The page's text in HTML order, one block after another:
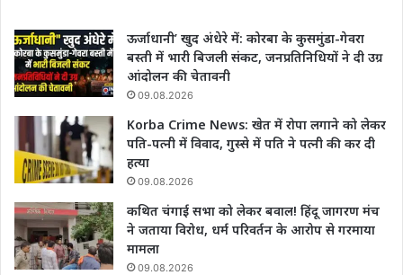
ऊर्जाधानी’ खुद अंधेरे में: कोरबा के कुसमुंडा-गेवरा
बस्ती में भारी बिजली संकट, जनप्रतिनिधियों ने दी उग्र
आंदोलन की चेतावनी
09.08.2026
Korba Crime News: खेत में रोपा लगाने को लेकर
पति-पत्नी में विवाद, गुस्से में पति ने पत्नी की कर दी
हत्या
09.08.2026
कथित चंगाई सभा को लेकर बवाल! हिंदू जागरण मंच
ने जताया विरोध, धर्म परिवर्तन के आरोप से गरमाया
मामला
09.08.2026